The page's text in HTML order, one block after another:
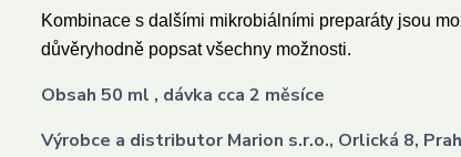
Kombinace s dalšími mikrobiálními preparáty jsou
důvěryhodně popsat všechny možnosti.
Obsah 50 ml , dávka cca 2 měsíce
Výrobce a distributor Marion s.r.o., Orlická 8,